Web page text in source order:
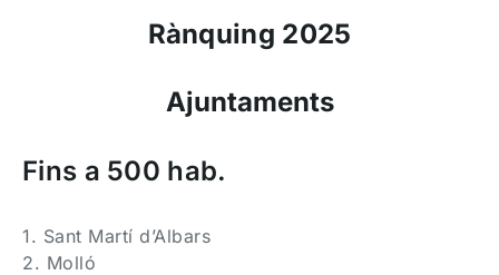
Rànquing 2025
Ajuntaments
Fins a 500 hab.
1. Sant Martí d’Albars
2. Molló